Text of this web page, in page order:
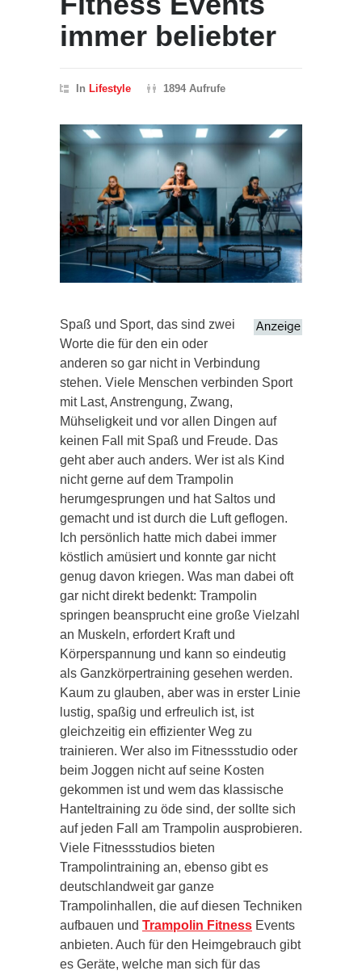
immer beliebter
In Lifestyle 1894 Aufrufe
Spaß und Sport, das sind zwei
Worte die für den ein oder
anderen so gar nicht in Verbindung
stehen. Viele Menschen verbinden Sport
mit Last, Anstrengung, Zwang,
Mühseligkeit und vor allen Dingen auf
keinen Fall mit Spaß und Freude. Das
geht aber auch anders. Wer ist als Kind
nicht gerne auf dem Trampolin
herumgesprungen und hat Saltos und
gemacht und ist durch die Luft geflogen.
Ich persönlich hatte mich dabei immer
köstlich amüsiert und konnte gar nicht
genug davon kriegen. Was man dabei oft
gar nicht direkt bedenkt: Trampolin
springen beansprucht eine große Vielzahl
an Muskeln, erfordert Kraft und
Körperspannung und kann so eindeutig
als Ganzkörpertraining gesehen werden.
Kaum zu glauben, aber was in erster Linie
lustig, spaßig und erfreulich ist, ist
gleichzeitig ein effizienter Weg zu
trainieren. Wer also im Fitnessstudio oder
beim Joggen nicht auf seine Kosten
gekommen ist und wem das klassische
Hanteltraining zu öde sind, der sollte sich
auf jeden Fall am Trampolin ausprobieren.
Viele Fitnessstudios bieten
Trampolintraining an, ebenso gibt es
deutschlandweit gar ganze
Trampolinhallen, die auf diesen Techniken
aufbauen und Trampolin Fitness Events
anbieten. Auch für den Heimgebrauch gibt
es Geräte, welche man sich für das